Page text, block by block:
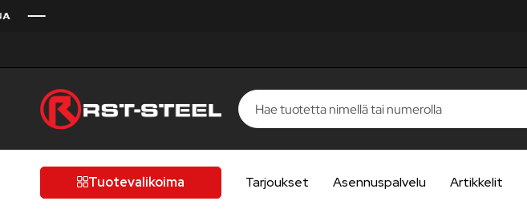
laatutietoiselle
autoilijalleTuotevalikoima Tarjoukset Asennuspalvelu Artikkelit